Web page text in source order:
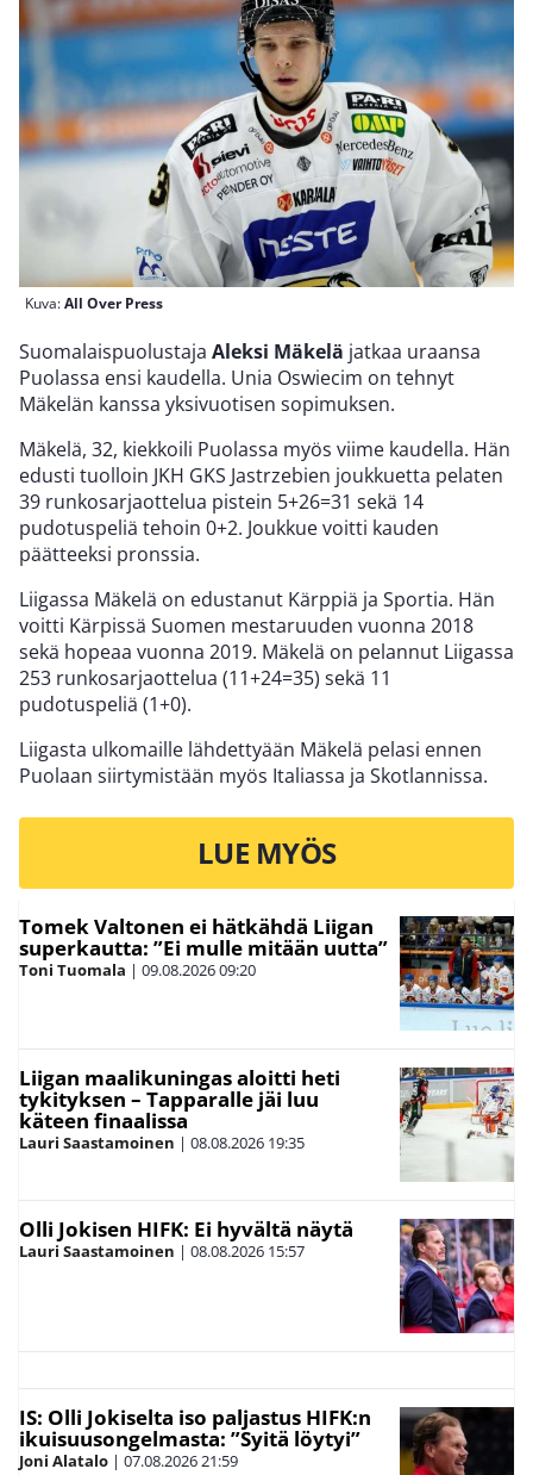
Kuva:All Over Press
Suomalaispuolustaja Aleksi Mäkelä jatkaa uraansa
Puolassa ensi kaudella. Unia Oswiecim on tehnyt
Mäkelän kanssa yksivuotisen sopimuksen.
Mäkelä, 32, kiekkoili Puolassa myös viime kaudella. Hän
edusti tuolloin JKH GKS Jastrzebien joukkuetta pelaten
39 runkosarjaottelua pistein 5+26=31 sekä 14
pudotuspeliä tehoin 0+2. Joukkue voitti kauden
päätteeksi pronssia.
Liigassa Mäkelä on edustanut Kärppiä ja Sportia. Hän
voitti Kärpissä Suomen mestaruuden vuonna 2018
sekä hopeaa vuonna 2019. Mäkelä on pelannut Liigassa
253 runkosarjaottelua (11+24=35) sekä 11
pudotuspeliä (1+0).
Liigasta ulkomaille lähdettyään Mäkelä pelasi ennen
Puolaan siirtymistään myös Italiassa ja Skotlannissa.
LUE MYÖS
Tomek Valtonen ei hätkähdä Liigan
superkautta: ”Ei mulle mitään uutta”
Toni Tuomala | 09.08.202609:20
Liigan maalikuningas aloitti heti
tykityksen – Tapparalle jäi luu
käteen finaalissa
Lauri Saastamoinen | 08.08.2026 19:35
Olli Jokisen HIFK: Ei hyvältä näytä
Lauri Saastamoinen | 08.08.2026 15:57
IS: Olli Jokiselta iso paljastus HIFK:n
ikuisuusongelmasta: ”Syitä löytyi”
Joni Alatalo | 07.08.202621:59